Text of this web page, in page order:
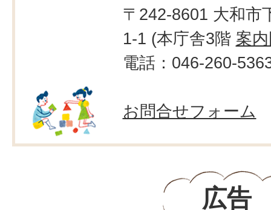
〒242-8601 大和市
1-1 (本庁舎3階 案
電話：046-260-
お問合せフォーム
広告